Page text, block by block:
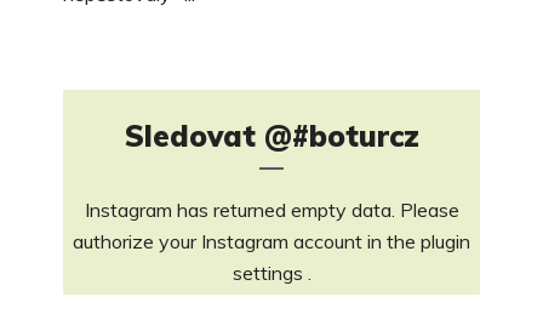
Sledovat @#boturcz
Instagram has returned empty data. Please
authorize your Instagram account in the plugin
settings